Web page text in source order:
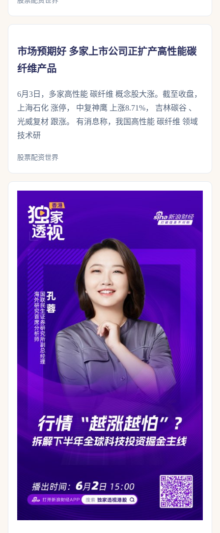
市场预期好 多家上市公司正扩产高性能碳
纤维产品
6月3日，多家高性能 碳纤维 概念股大涨。截至收盘，
上海石化 涨停， 中复神鹰 上涨8.71%， 吉林碳谷 、
光威复材 跟涨。 有消息称，我国高性能 碳纤维 领域
技术研
股票配资世界